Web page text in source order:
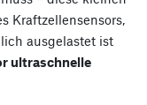
Kraftzellensensors,
ausgelastet ist
ultraschnelle